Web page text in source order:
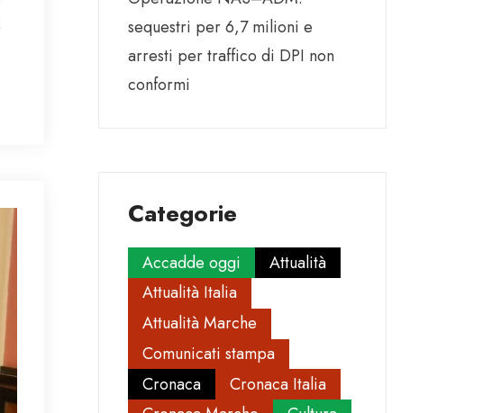
sequestri per 6,7 milioni e
arresti per traffico di DPI non
conformi
Categorie
Accadde oggi
Attualità
Attualità Italia
Attualità Marche
Comunicati stampa
Cronaca
Cronaca Italia